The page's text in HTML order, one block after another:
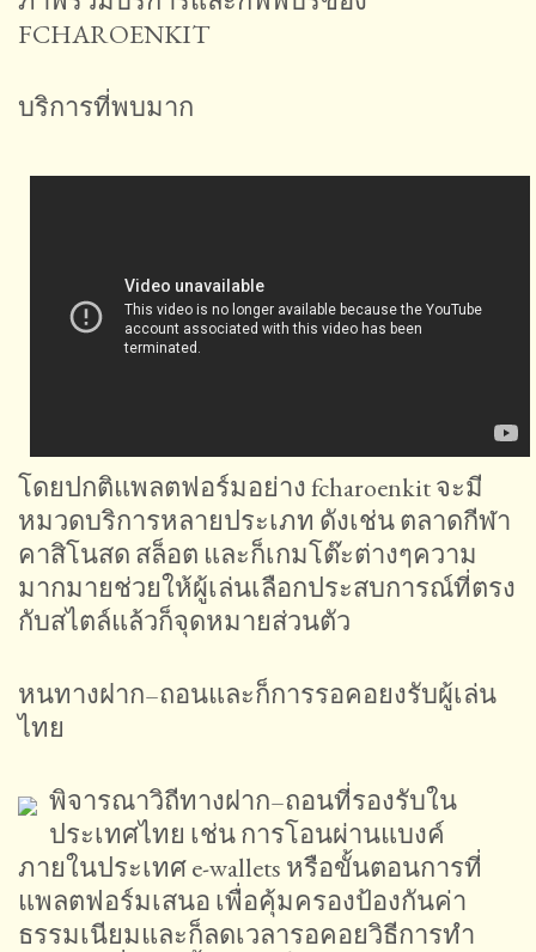
FCHAROENKIT
บริการที่พบมาก
โดยปกติแพลตฟอร์มอย่าง fcharoenkit จะมี
หมวดบริการหลายประเภท ดังเช่น ตลาดกีฬา
คาสิโนสด สล็อต และก็เกมโต๊ะต่างๆความ
มากมายช่วยให้ผู้เล่นเลือกประสบการณ์ที่ตรง
กับสไตล์แล้วก็จุดหมายส่วนตัว
หนทางฝาก–ถอนและก็การรอคอยงรับผู้เล่น
ไทย
พิจารณาวิถีทางฝาก–ถอนที่รองรับใน
ประเทศไทย เช่น การโอนผ่านแบงค์
ภายในประเทศ e-wallets หรือขั้นตอนการที่
แพลตฟอร์มเสนอ เพื่อคุ้มครองป้องกันค่า
ธรรมเนียมและก็ลดเวลารอคอยวิธีการทำ